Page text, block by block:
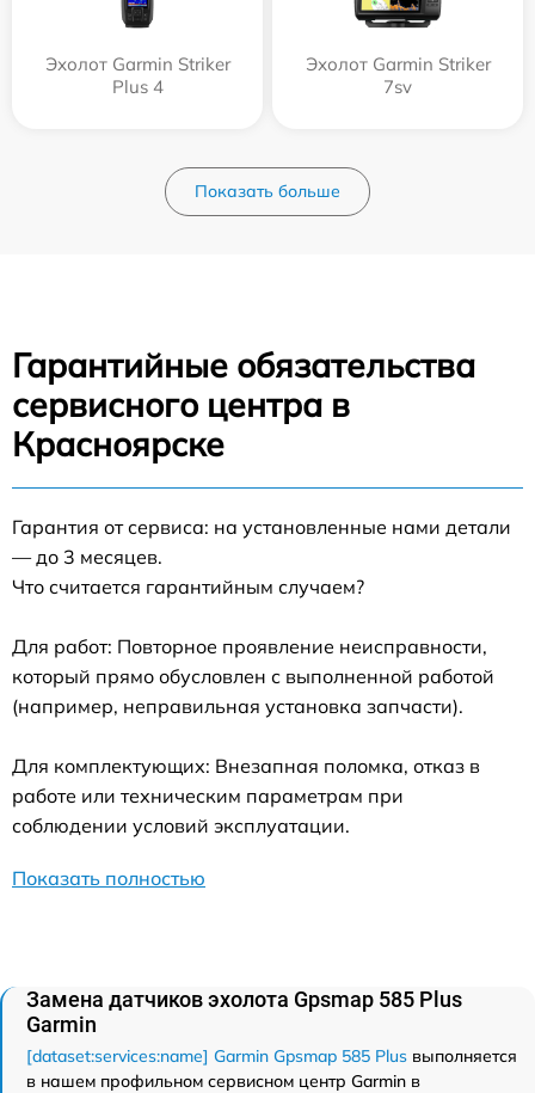
Эхолот Garmin Striker
Plus 4
Эхолот Garmin Striker
7sv
Показать больше
Гарантийные обязательства
сервисного центра в
Красноярске
Гарантия от сервиса: на установленные нами детали
— до 3 месяцев.
Что считается гарантийным случаем?
Для работ: Повторное проявление неисправности,
который прямо обусловлен с выполненной работой
(например, неправильная установка запчасти).
Для комплектующих: Внезапная поломка, отказ в
работе или техническим параметрам при
соблюдении условий эксплуатации.
Показать полностью
Замена датчиков эхолота Gpsmap 585 Plus
Garmin
[dataset:services:name] Garmin Gpsmap 585 Plus выполняется
в нашем профильном сервисном центр Garmin в